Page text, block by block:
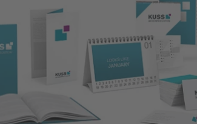
Veranstaltungsplakate
Übersicht Plakate & Poster
Allwetterplakate
Plakate mit mehreren Motiven
Plakate im Digital- und Offsetdruck